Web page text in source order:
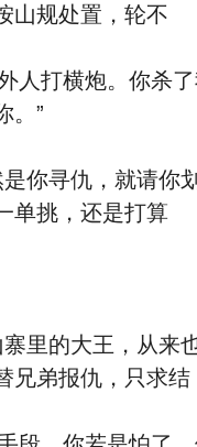
山规处置，轮不
人打横炮。你杀了
。”
你寻仇，就请你
单挑，还是打算
里的大王，从来
兄弟报仇，只求结